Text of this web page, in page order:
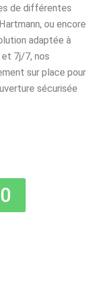
de différentes
ou encore
adaptée à
7j/7, nos
sur place pour
sécurisée